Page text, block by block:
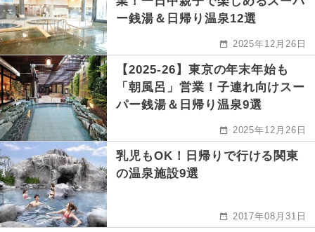
ー銭湯＆日帰り温泉12選
2025年12月26日
【2025-26】東京の年末年始も
「朝風呂」営業！子連れ向けスー
パー銭湯＆日帰り温泉9選
2025年12月26日
乳児もOK！日帰りで行ける関東
の温泉施設9選
2017年08月31日